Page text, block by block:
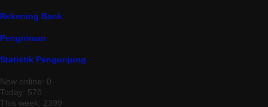
Rekening Bank
Pengiriman
Statistik Pengunjung
Now online: 0
Today: 576
This week: 2399